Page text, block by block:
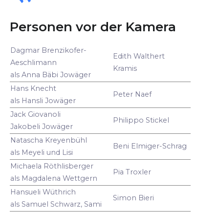
Personen vor der Kamera
Dagmar Brenzikofer-
Aeschlimann
als Anna Bäbi Jowäger
Edith Walthert
Kramis
Hans Knecht
als Hansli Jowäger
Peter Naef
Jack Giovanoli
Jakobeli Jowäger
Philippo Stickel
Natascha Kreyenbühl
als Meyeli und Lisi
Beni Elmiger-Schrag
Michaela Röthlisberger
als Magdalena Wettgern
Pia Troxler
Hansueli Wüthrich
als Samuel Schwarz, Sami
Simon Bieri